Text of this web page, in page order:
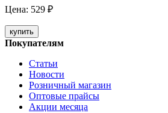
Цена: 529 ₽
купить
Покупателям
Статьи
Новости
Розничный магазин
Оптовые прайсы
Акции месяца